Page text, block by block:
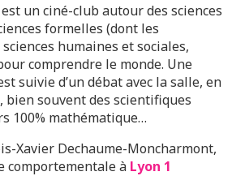
un ciné-club autour des sciences
formelles (dont les
humaines et sociales,
comprendre le monde. Une
suivie d’un débat avec la salle, en
bien souvent des scientifiques
100% mathématique…
Xavier Dechaume-Moncharmont,
comportementale à Lyon 1